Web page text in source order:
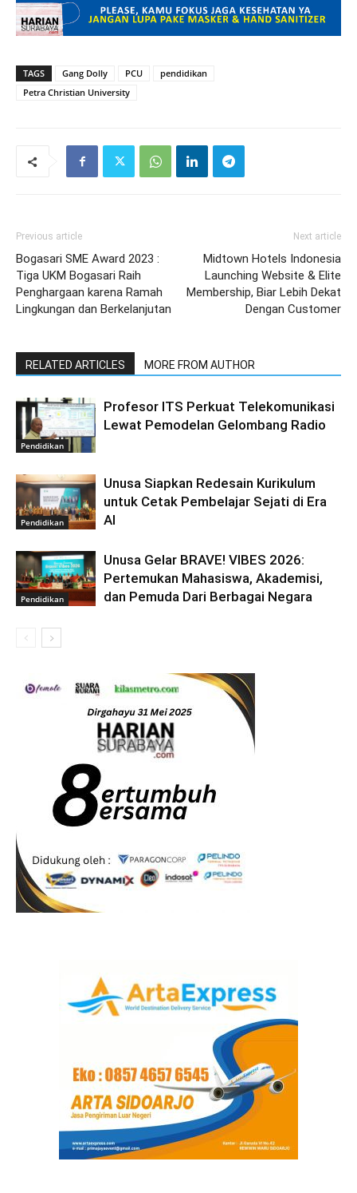
TAGS Gang Dolly PCU
pendidikan
Petra Christian University
Previous article
Bogasari SME Award 2023 :
Tiga UKM Bogasari Raih
Penghargaan karena Ramah
Lingkungan dan Berkelanjutan
Next article
Midtown Hotels Indonesia
Launching Website & Elite
Membership, Biar Lebih Dekat
Dengan Customer
RELATED ARTICLES MORE FROM AUTHOR
Pendidikan
Profesor ITS Perkuat Telekomunikasi
Lewat Pemodelan Gelombang Radio
Pendidikan
Unusa Siapkan Redesain Kurikulum
untuk Cetak Pembelajar Sejati di Era
AI
Pendidikan
Unusa Gelar BRAVE! VIBES 2026:
Pertemukan Mahasiswa, Akademisi,
dan Pemuda Dari Berbagai Negara